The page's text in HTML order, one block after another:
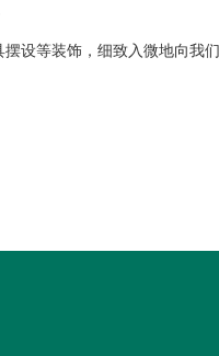
设等装饰，细致入微地向我们